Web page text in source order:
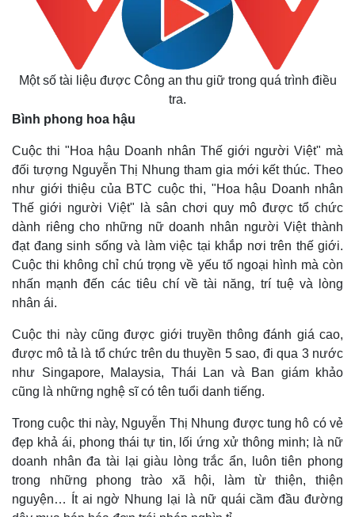
Kinh tế
Khởi nghiệp
Thị trường
Chứng khoán
Giá cà phê
Một số tài liệu được Công an thu giữ trong quá trình điều
tra.
Bình phong hoa hậu
Cuộc thi "Hoa hậu Doanh nhân Thế giới người Việt" mà
đối tượng Nguyễn Thị Nhung tham gia mới kết thúc. Theo
như giới thiệu của BTC cuộc thi, "Hoa hậu Doanh nhân
Thế giới người Việt" là sân chơi quy mô được tổ chức
dành riêng cho những nữ doanh nhân người Việt thành
đạt đang sinh sống và làm việc tại khắp nơi trên thế giới.
Cuộc thi không chỉ chú trọng về yếu tố ngoại hình mà còn
nhấn mạnh đến các tiêu chí về tài năng, trí tuệ và lòng
nhân ái.
Cuộc thi này cũng được giới truyền thông đánh giá cao,
được mô tả là tổ chức trên du thuyền 5 sao, đi qua 3 nước
như Singapore, Malaysia, Thái Lan và Ban giám khảo
cũng là những nghệ sĩ có tên tuổi danh tiếng.
Trong cuộc thi này, Nguyễn Thị Nhung được tung hô có vẻ
đẹp khả ái, phong thái tự tin, lối ứng xử thông minh; là nữ
doanh nhân đa tài lại giàu lòng trắc ẩn, luôn tiên phong
trong những phong trào xã hội, làm từ thiện, thiện
nguyện… Ít ai ngờ Nhung lại là nữ quái cầm đầu đường